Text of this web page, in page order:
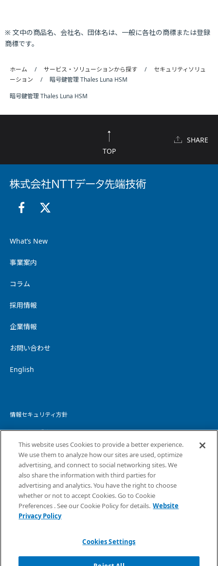
※ 文中の商品名、会社名、団体名は、一般に各社の商標または登録
商標です。
ホーム サービス・ソリューションから探す
セキュリティソリュ
ーション
暗号鍵管理 Thales Luna HSM
暗号鍵管理 Thales Luna HSM
TOP
SHARE
What’s New
事業案内
コラム
採用情報
企業情報
お問い合わせ
English
情報セキュリティ方針
個人情報保護方針
個人情報の取り扱いについて
ウェブサイトプライバシーポリシー
コピーライト・免責事項
サイトマップ
This website uses Cookies to provide a better experience.
We use them to analyze how our sites are used, optimize
advertising, and connect to social networking sites. We
also share the information with third parties for
advertising and analytics. You have the right to choose
whether or not to accept Cookies. Go to Cookie
Preferences . See our Cookie Policy for details. Website
Privacy Policy
Cookies Settings